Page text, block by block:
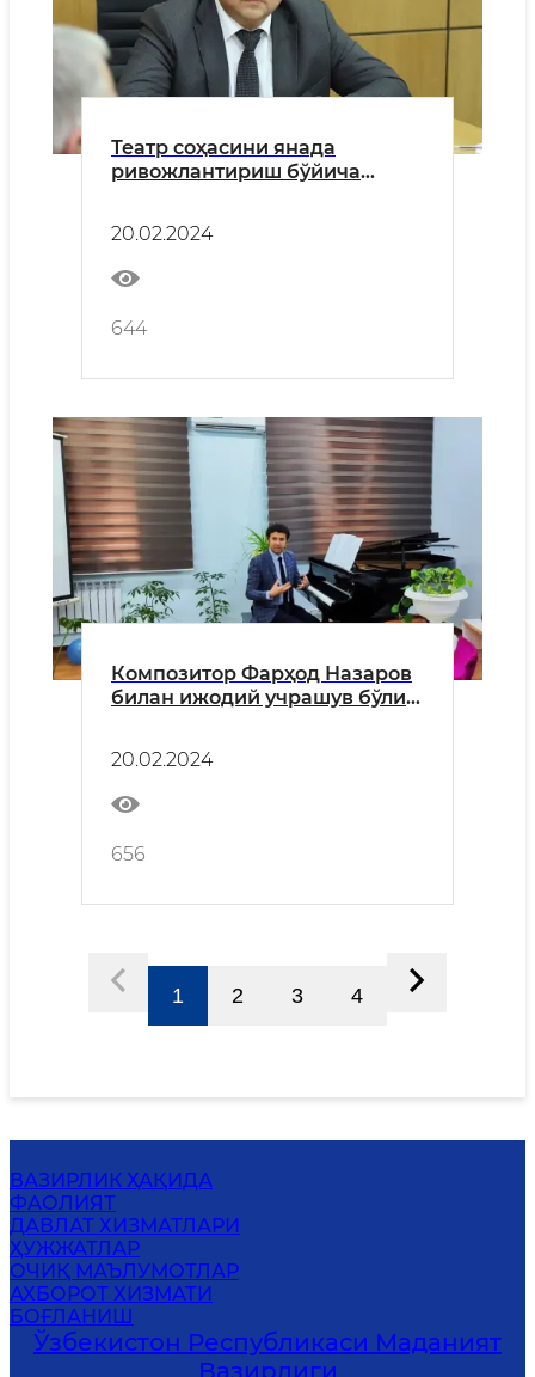
Театр соҳасини янада
ривожлантириш бўйича
лойиҳалари муҳокама
қилинди
20.02.2024
644
Композитор Фарҳод Назаров
билан ижодий учрашув бўлиб
20.02.2024
656
1 2 3 4
ВАЗИРЛИК ҲАҚИДА
ФАОЛИЯТ
ДАВЛАТ ХИЗМАТЛАРИ
ҲУЖЖАТЛАР
ОЧИҚ МАЪЛУМОТЛАР
АХБОРОТ ХИЗМАТИ
БОҒЛАНИШ
Ўзбекистон Республикаси Маданият
Вазирлиги